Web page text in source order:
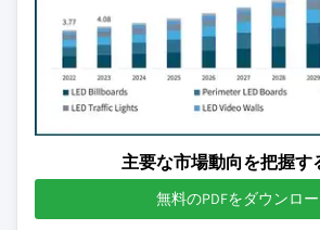
主要な市場動向を把握す
無料のPDFをダウンロ